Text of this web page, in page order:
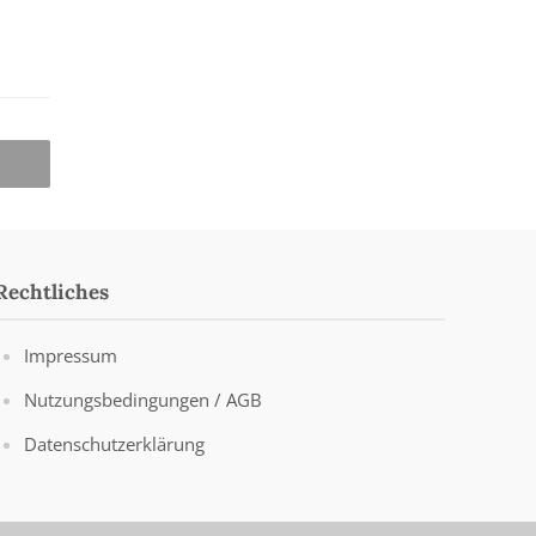
Impressum
Nutzungsbedingungen / AGB
Datenschutzerklärung